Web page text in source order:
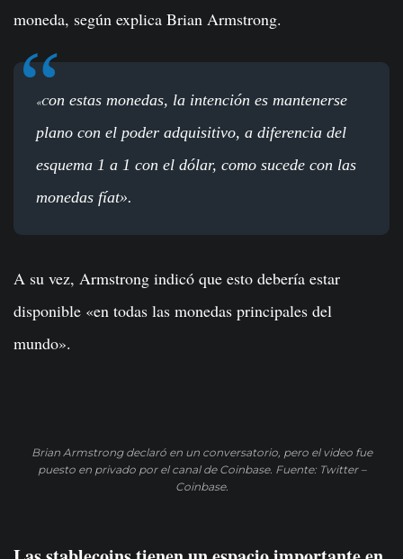
moneda, según explica Brian Armstrong.
«Con estas monedas, la intención es mantenerse
plano con el poder adquisitivo, a diferencia del
esquema 1 a 1 con el dólar, como sucede con las
monedas fíat».
A su vez, Armstrong indicó que esto debería estar
disponible «en todas las monedas principales del
mundo».
Brian Armstrong declaró en un conversatorio, pero el video fue
puesto en privado por el canal de Coinbase. Fuente: Twitter –
Coinbase.